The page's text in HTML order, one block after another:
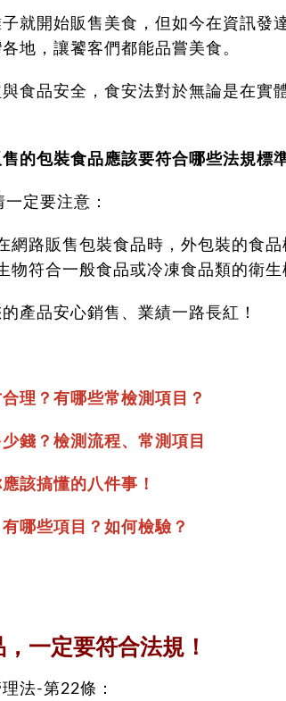
就開始販售美食，但如今在資訊發
地，讓饕客們都能品嘗美食。
食品安全，食安法對於無論是在實
的包裝食品應該要符合哪些法規標
定要注意：
網路販售包裝食品時，外包裝的食品
物符合一般食品或冷凍食品類的衛生
產品安心銷售、業績一路長紅！
理？有哪些常檢測項目？
錢？檢測流程、常測項目
該搞懂的八件事！
哪些項目？如何檢驗？
一定要符合法規！
法-第22條：